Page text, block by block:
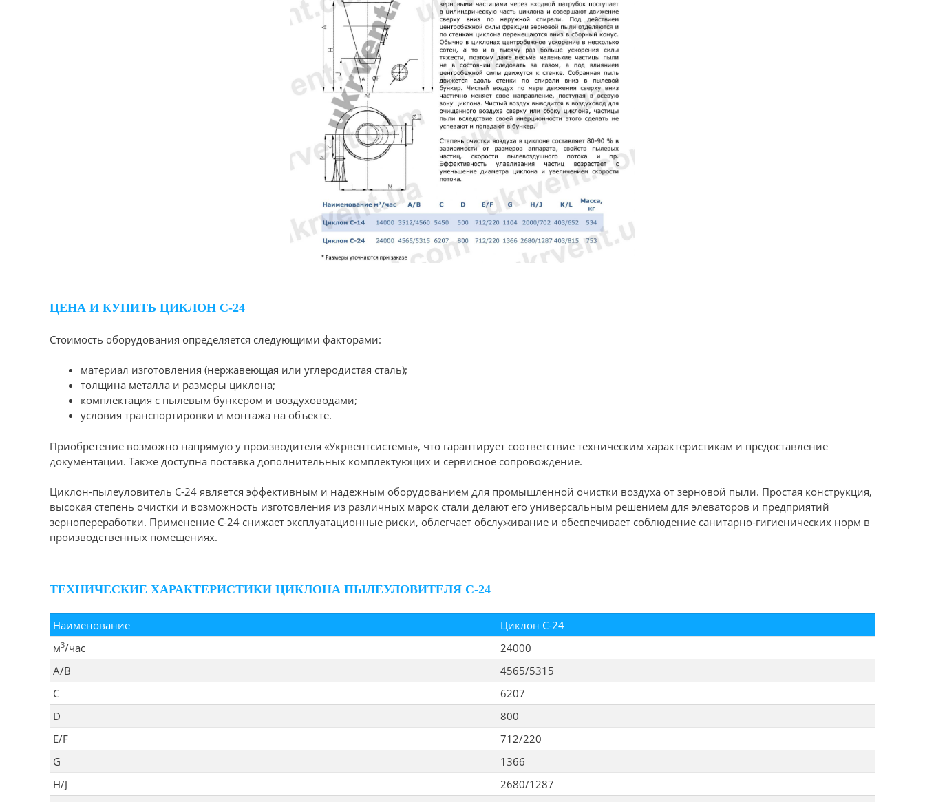
ЦЕНА И КУПИТЬ ЦИКЛОН С-24
Стоимость оборудования определяется следующими факторами:
материал изготовления (нержавеющая или углеродистая сталь);
толщина металла и размеры циклона;
комплектация с пылевым бункером и воздуховодами;
условия транспортировки и монтажа на объекте.
Приобретение возможно напрямую у производителя «Укрвентсистемы», что гарантирует соответствие техническим характеристикам и предоставление
документации. Также доступна поставка дополнительных комплектующих и сервисное сопровождение.
Циклон-пылеуловитель С-24 является эффективным и надёжным оборудованием для промышленной очистки воздуха от зерновой пыли. Простая конструкция,
высокая степень очистки и возможность изготовления из различных марок стали делают его универсальным решением для элеваторов и предприятий
зернопереработки. Применение С-24 снижает эксплуатационные риски, облегчает обслуживание и обеспечивает соблюдение санитарно-гигиенических норм в
производственных помещениях.
ТЕХНИЧЕСКИЕ ХАРАКТЕРИСТИКИ ЦИКЛОНА ПЫЛЕУЛОВИТЕЛЯ С-24
Наименование
Циклон С-24
м3/час
24000
А/В
4565/5315
С
6207
D
800
E/F
712/220
G
1366
H/J
2680/1287